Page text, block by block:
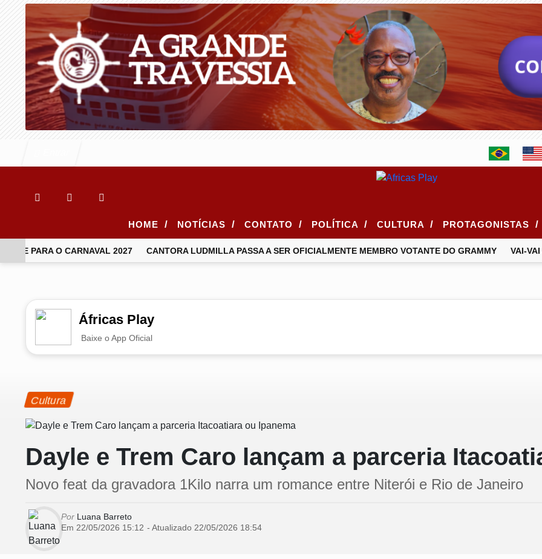
HOME / NOTÍCIAS / CONTATO / POLÍTICA / CULTURA / PROTAGONISTAS /
PARA O CARNAVAL 2027 CANTORA LUDMILLA PASSA A SER OFICIALMENTE MEMBRO VOTANTE DO GRAMMY VAI-VAI
Áfricas Play
Baixe o App Oficial
Cultura
Dayle e Trem Caro lançam a parceria
Novo feat da gravadora 1Kilo narra um romance entre Niterói e Rio de Janeiro
Por Luana Barreto
Em 22/05/2026 15:12 - Atualizado 22/05/2026 18:54